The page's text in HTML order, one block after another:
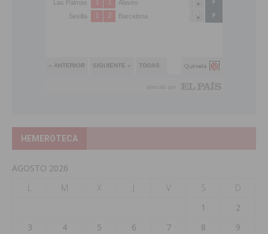
HEMEROTECA
AGOSTO 2026
L
M X J V S
D
1
2
3
4 5 6 7 8
9